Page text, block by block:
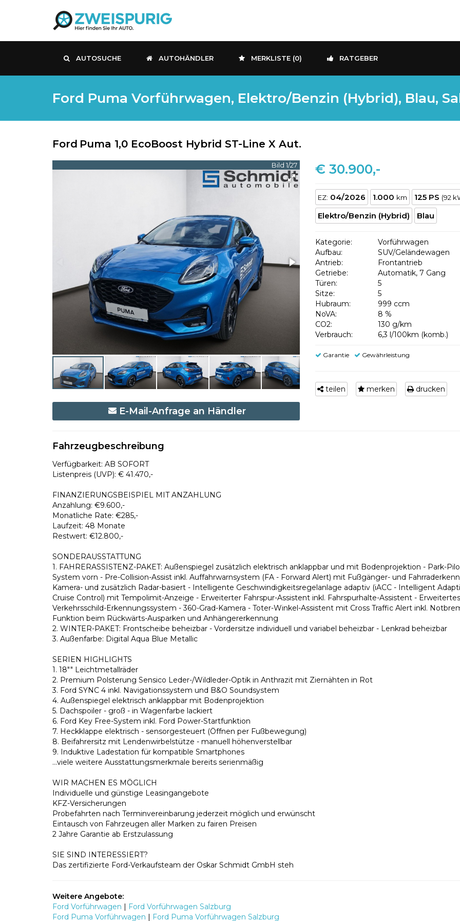
AUTOSUCHE AUTOHÄNDLER MERKLISTE (0) RATGEBER
Ford Puma Vorführwagen, Elektro/Benzin (Hybrid), Blau,
Ford Puma 1,0 EcoBoost Hybrid ST-Line X Aut.
Bild 1/27
E-Mail-Anfrage an Händler
€ 30.900,-
EZ: 04/2026 1.000 km 125 PS (92
Elektro/Benzin (Hybrid) Blau
Kategorie:
Vorführwagen
Aufbau:
SUV/Geländewagen
Antrieb:
Frontantrieb
Getriebe:
Automatik, 7 Gang
Türen:
5
Sitze:
5
Hubraum:
999 ccm
NoVA:
8 %
CO2:
130 g/km
Verbrauch:
6,3 l/100km (komb.)
Garantie Gewährleistung
teilen merken drucken
Fahrzeugbeschreibung
Verfügbarkeit: AB SOFORT
Listenpreis (UVP): € 41.470,-
FINANZIERUNGSBEISPIEL MIT ANZAHLUNG
Anzahlung: €9.600,-
Monatliche Rate: €285,-
Laufzeit: 48 Monate
Restwert: €12.800,-
SONDERAUSSTATTUNG
1. FAHRERASSISTENZ-PAKET: Außenspiegel zusätzlich elektrisch anklappbar und mit Bodenprojektion - Park-
System vorn - Pre-Collision-Assist inkl. Auffahrwarnsystem (FA - Forward Alert) mit Fußgänger- und
Kamera- und zusätzlich Radar-basiert - Intelligente Geschwindigkeitsregelanlage adaptiv (iACC - Intelligent
Cruise Control) mit Tempolimit-Anzeige - Erweiterter Fahrspur-Assistent inkl. Fahrspurhalte-Assistent - Erweitertes
Verkehrsschild-Erkennungssystem - 360-Grad-Kamera - Toter-Winkel-Assistent mit Cross Traffic Alert inkl.
Funktion beim Rückwärts-Ausparken und Anhängererkennung
2. WINTER-PAKET: Frontscheibe beheizbar - Vordersitze individuell und variabel beheizbar - Lenkrad beheizbar
3. Außenfarbe: Digital Aqua Blue Metallic
SERIEN HIGHLIGHTS
1. 18"" Leichtmetallräder
2. Premium Polsterung Sensico Leder-/Wildleder-Optik in Anthrazit mit Ziernähten in Rot
3. Ford SYNC 4 inkl. Navigationssystem und B&O Soundsystem
4. Außenspiegel elektrisch anklappbar mit Bodenprojektion
5. Dachspoiler - groß - in Wagenfarbe lackiert
6. Ford Key Free-System inkl. Ford Power-Startfunktion
7. Heckklappe elektrisch - sensorgesteuert (Öffnen per Fußbewegung)
8. Beifahrersitz mit Lendenwirbelstütze - manuell höhenverstellbar
9. Induktive Ladestation für kompatible Smartphones
…viele weitere Ausstattungsmerkmale bereits serienmäßig
WIR MACHEN ES MÖGLICH
Individuelle und günstige Leasingangebote
KFZ-Versicherungen
Probefahrten nach Terminvereinbarung jederzeit möglich und erwünscht
Eintausch von Fahrzeugen aller Marken zu fairen Preisen
2 Jahre Garantie ab Erstzulassung
SIE SIND INTERESSIERT?
Das zertifizierte Ford-Verkaufsteam der Oskar Schmidt GmbH steh
Weitere Angebote:
Ford Vorführwagen | Ford Vorführwagen Salzburg
Ford Puma Vorführwagen | Ford Puma Vorführwagen Salzburg